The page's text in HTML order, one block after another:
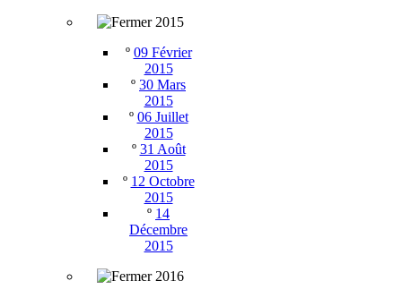
2015
º 09 Février
2015
º 30 Mars
2015
º 06 Juillet
2015
º 31 Août
2015
º 12 Octobre
2015
º 14
Décembre
2015
2016